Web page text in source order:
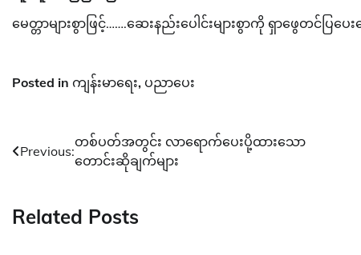
မေတ္တာများစွာဖြင့်…….ဆေးနည်းပေါင်းများစွာကို ရှာဖွေတင်ပ
Posted in ကျန်းမာရေး, ပညာပေး
Post
Previous:
တစ်ပတ်အတွင်း လာရောက်ပေးပို့ထားသော
တောင်းဆိုချက်များ
Related Posts